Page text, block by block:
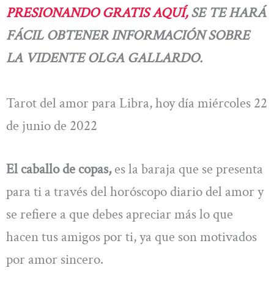
PRESIONANDO GRATIS AQUÍ,SE TE HARÁ
FÁCIL OBTENER INFORMACIÓN SOBRE
LA VIDENTE OLGA GALLARDO.
Tarot del amor para Libra, hoy día miércoles 22
de junio de 2022
El caballo de copas,es la baraja que se presenta
para ti a través del horóscopo diario del amor y
se refiere a que debes apreciar más lo que
hacen tus amigos por ti, ya que son motivados
por amor sincero.